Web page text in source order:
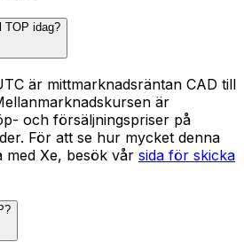
TOP idag?
är mittmarknadsräntan CAD till
är
och försäljningspriser på
För att se hur mycket denna
Xe, besök vår sida för skicka